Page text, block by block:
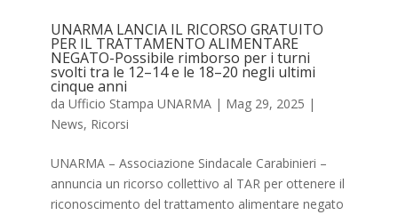
UNARMA LANCIA IL RICORSO GRATUITO
PER IL TRATTAMENTO ALIMENTARE
NEGATO-Possibile rimborso per i turni
svolti tra le 12–14 e le 18–20 negli ultimi
cinque anni
da Ufficio Stampa UNARMA| Mag 29, 2025 |
News, Ricorsi
UNARMA – Associazione Sindacale Carabinieri –
annuncia un ricorso collettivo al TAR per ottenere il
riconoscimento del trattamento alimentare negato